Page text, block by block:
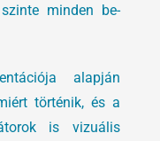
minden be-
alapján
történik, és a
is vizuális